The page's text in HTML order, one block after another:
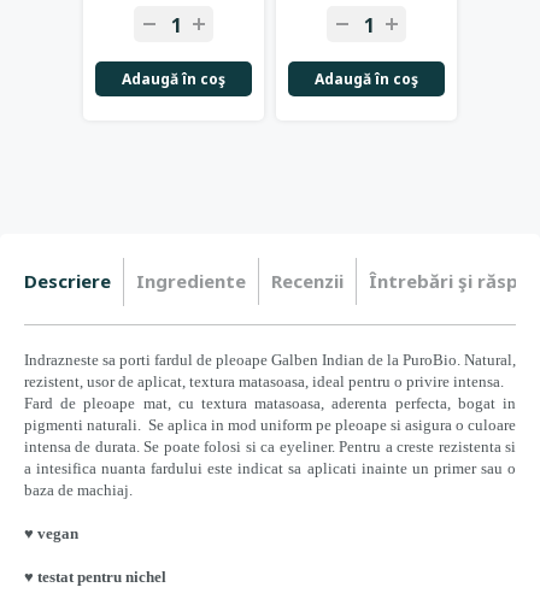
Adaugă în coş Adaugă în coş
Descriere Ingrediente Recenzii Întrebări şi
Indrazneste sa porti fardul de pleoape Galben Indian de la PuroBio. Natural,
rezistent, usor de aplicat, textura matasoasa, ideal pentru o privire intensa.
Fard de pleoape mat, cu textura matasoasa, aderenta perfecta, bogat in
pigmenti naturali. Se aplica in mod uniform pe pleoape si asigura o culoare
intensa de durata. Se poate folosi si ca eyeliner. Pentru a creste rezistenta si
a intesifica nuanta fardului este indicat sa aplicati inainte un primer sau o
baza de machiaj.
♥ vegan
♥ testat pentru nichel